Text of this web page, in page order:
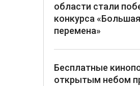
области стали
конкурса «Большая
перемена»
Бесплатные
открытым небом